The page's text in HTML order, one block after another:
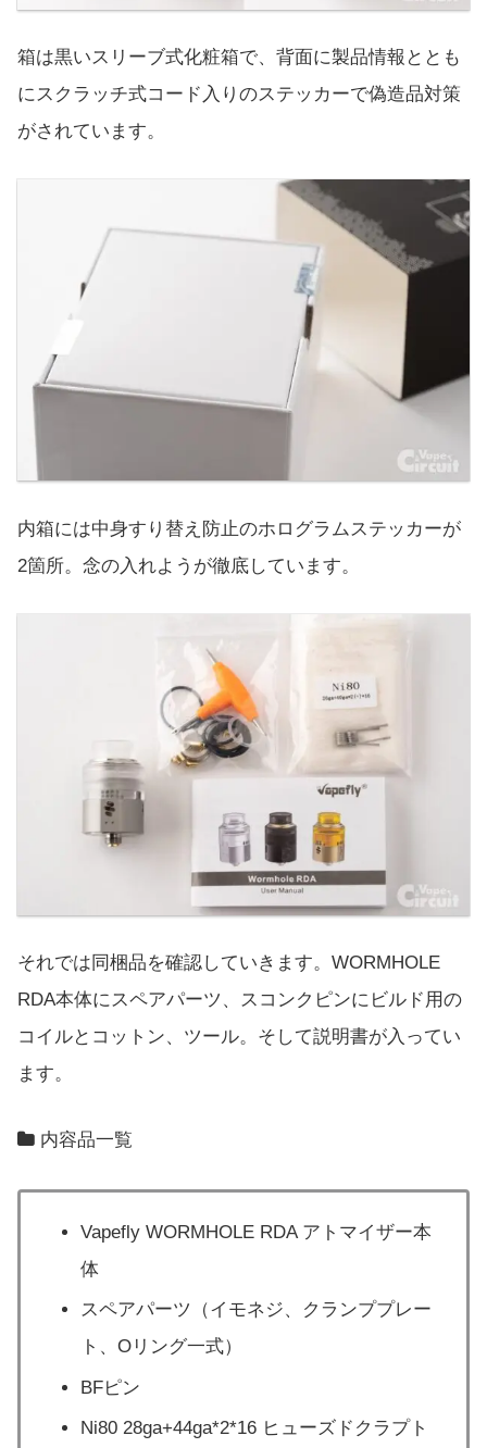
箱は黒いスリーブ式化粧箱で、背面に製品情報ととも
にスクラッチ式コード入りのステッカーで偽造品対策
がされています。
内箱には中身すり替え防止のホログラムステッカーが
2箇所。念の入れようが徹底しています。
それでは同梱品を確認していきます。WORMHOLE
RDA本体にスペアパーツ、スコンクピンにビルド用の
コイルとコットン、ツール。そして説明書が入ってい
ます。
内容品一覧
Vapefly WORMHOLE RDA アトマイザー本
体
スペアパーツ（イモネジ、クランププレー
ト、Oリング一式）
BFピン
Ni80 28ga+44ga*2*16 ヒューズドクラプト